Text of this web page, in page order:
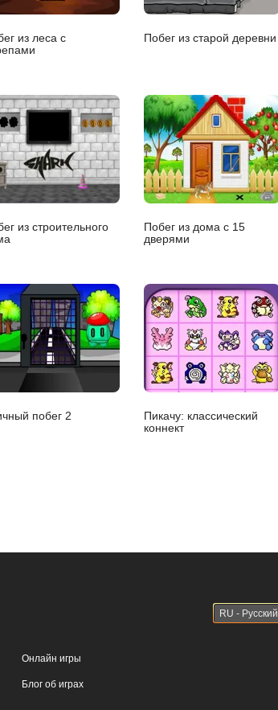
из леса с
Побег из старой деревни
из строительного
Побег из дома с 15
дверями
побег 2
Пикачу: классический
коннект
RU - Русский
Онлайн игры
Блог об играх